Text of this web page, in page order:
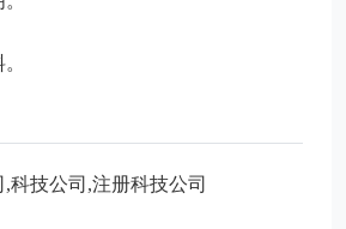
科技公司,注册科技公司